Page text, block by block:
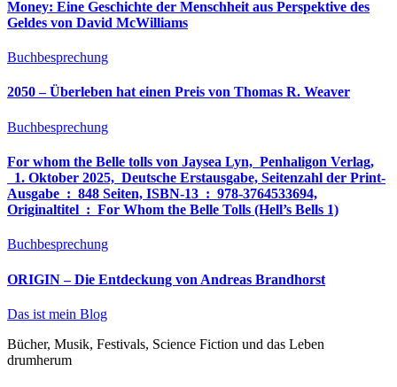
Money: Eine Geschichte der Menschheit aus Perspektive des
Geldes von David McWilliams
Buchbesprechung
2050 – Überleben hat einen Preis von Thomas R. Weaver
Buchbesprechung
For whom the Belle tolls von Jaysea Lyn, ‎ Penhaligon Verlag,
‎ 1. Oktober 2025, ‎ Deutsche Erstausgabe, Seitenzahl der Print-
Ausgabe ‏ : ‎ 848 Seiten, ISBN-13 ‏ : ‎ 978-3764533694,
Originaltitel ‏ : ‎ For Whom the Belle Tolls (Hell’s Bells 1)
Buchbesprechung
ORIGIN – Die Entdeckung von Andreas Brandhorst
Das ist mein Blog
Bücher, Musik, Festivals, Science Fiction und das Leben
drumherum